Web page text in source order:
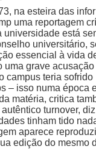
na esteira das
uma reportagem
universidade está
universitário,
essencial à vida
uma grave
campus teria
– isso numa época
matéria, critica
turnover,
tinham tido
aparece
edição do mesmo